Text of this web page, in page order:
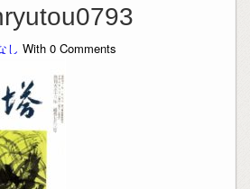
し With 0Comments